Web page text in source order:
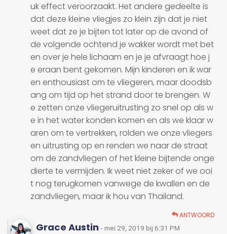
uk effect veroorzaakt. Het andere gedeelte is
dat deze kleine vliegjes zo klein zijn dat je niet
weet dat ze je bijten tot later op de avond of
de volgende ochtend je wakker wordt met bet
en over je hele lichaam en je je afvraagt hoe j
e eraan bent gekomen. Mijn kinderen en ik war
en enthousiast om te vliegeren, maar doodsb
ang om tijd op het strand door te brengen. W
e zetten onze vliegeruitrusting zo snel op als w
e in het water konden komen en als we klaar w
aren om te vertrekken, rolden we onze vliegers
en uitrusting op en renden we naar de straat
om de zandvliegen of het kleine bijtende onge
dierte te vermijden. Ik weet niet zeker of we ooi
t nog terugkomen vanwege de kwallen en de
zandvliegen, maar ik hou van Thailand.
ANTWOORD
Grace Austin - mei 29, 2019 bij 6:31 PM